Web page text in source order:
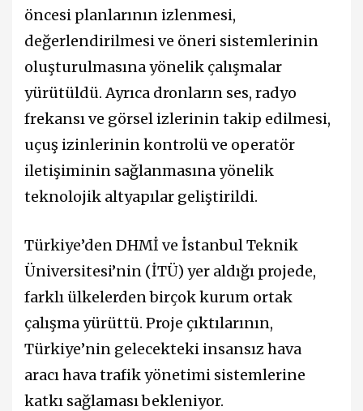
öncesi planlarının izlenmesi,
değerlendirilmesi ve öneri sistemlerinin
oluşturulmasına yönelik çalışmalar
yürütüldü. Ayrıca dronların ses, radyo
frekansı ve görsel izlerinin takip edilmesi,
uçuş izinlerinin kontrolü ve operatör
iletişiminin sağlanmasına yönelik
teknolojik altyapılar geliştirildi.
Türkiye’den DHMİ ve İstanbul Teknik
Üniversitesi’nin (İTÜ) yer aldığı projede,
farklı ülkelerden birçok kurum ortak
çalışma yürüttü. Proje çıktılarının,
Türkiye’nin gelecekteki insansız hava
aracı hava trafik yönetimi sistemlerine
katkı sağlaması bekleniyor.